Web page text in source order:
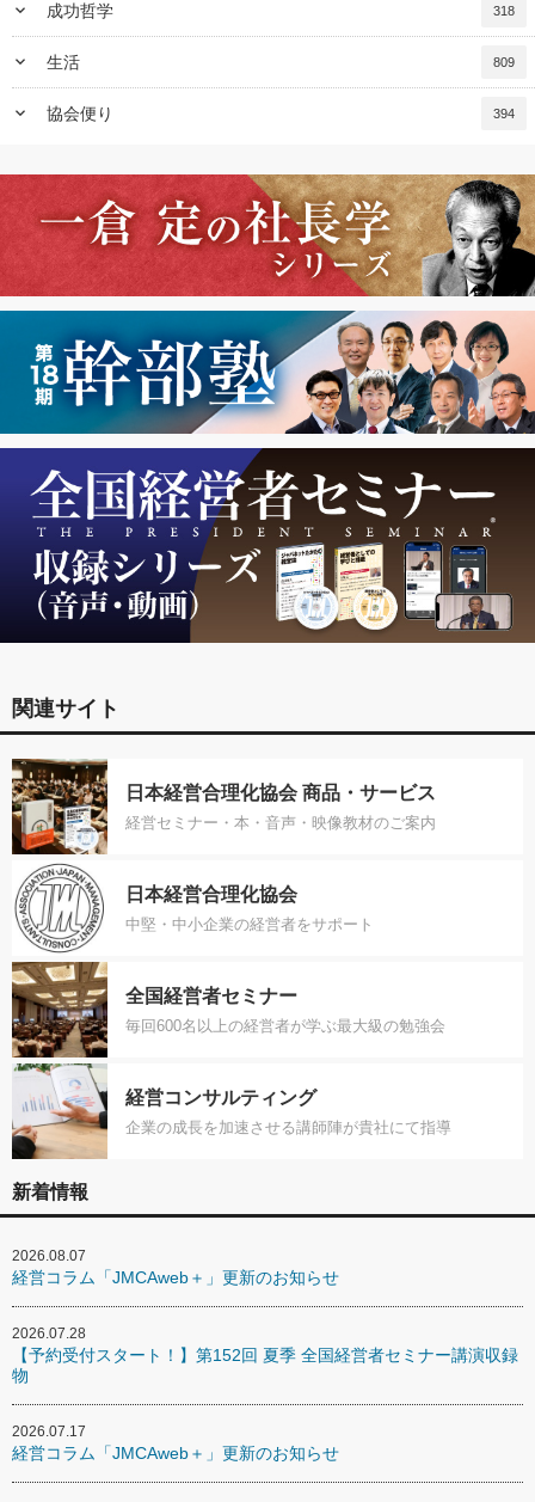
keyboard_arrow_down 成功哲学 318
keyboard_arrow_down 生活 809
keyboard_arrow_down 協会便り 394
関連サイト
日本経営合理化協会 商品・サービス
経営セミナー・本・音声・映像教材のご案内
日本経営合理化協会
中堅・中小企業の経営者をサポート
全国経営者セミナー
毎回600名以上の経営者が学ぶ最大級の勉強会
経営コンサルティング
企業の成長を加速させる講師陣が貴社にて指導
新着情報
2026.08.07
経営コラム「JMCAweb＋」更新のお知らせ
2026.07.28
【予約受付スタート！】第152回 夏季 全国経営者セミナー講演収録
物
2026.07.17
経営コラム「JMCAweb＋」更新のお知らせ